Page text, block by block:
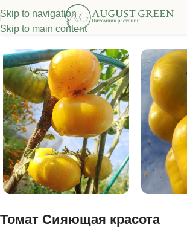
Skip to navigation
Skip to main content
овощных культур
Томат Сияющая красота